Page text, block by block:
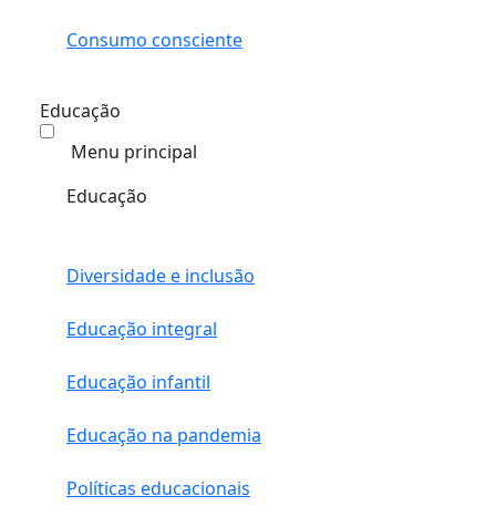
Consumo consciente
Educação
Menu principal
Educação
Diversidade e inclusão
Educação integral
Educação infantil
Educação na pandemia
Políticas educacionais